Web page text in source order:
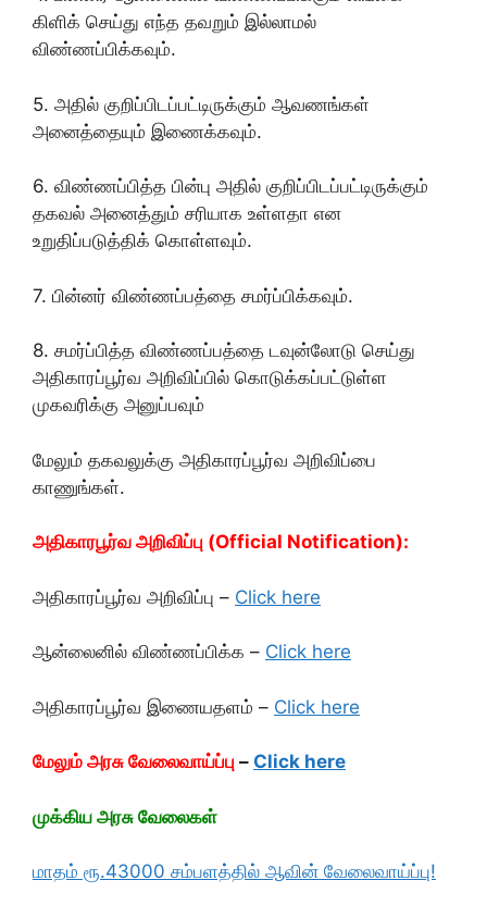
கிளிக் செய்து எந்த தவறும் இல்லாமல்
விண்ணப்பிக்கவும்.
5. அதில் குறிப்பிடப்பட்டிருக்கும் ஆவணங்கள்
அனைத்தையும் இணைக்கவும்.
6. விண்ணப்பித்த பின்பு அதில் குறிப்பிடப்பட்டிருக்கும்
தகவல் அனைத்தும் சரியாக உள்ளதா என
உறுதிப்படுத்திக் கொள்ளவும்.
7. பின்னர் விண்ணப்பத்தை சமர்ப்பிக்கவும்.
8. சமர்ப்பித்த விண்ணப்பத்தை டவுன்லோடு செய்து
அதிகாரப்பூர்வ அறிவிப்பில் கொடுக்கப்பட்டுள்ள
முகவரிக்கு அனுப்பவும்
மேலும் தகவலுக்கு அதிகாரப்பூர்வ அறிவிப்பை
காணுங்கள்.
அதிகாரபூர்வ அறிவிப்பு (Official Notification):
அதிகாரப்பூர்வ அறிவிப்பு – Click here
ஆன்லைனில் விண்ணப்பிக்க – Click here
அதிகாரப்பூர்வ இணையதளம் – Click here
மேலும் அரசு வேலைவாய்ப்பு – Click here
முக்கிய அரசு வேலைகள்
மாதம் ரூ.43000 சம்பளத்தில் ஆவின் வேலைவாய்ப்பு!